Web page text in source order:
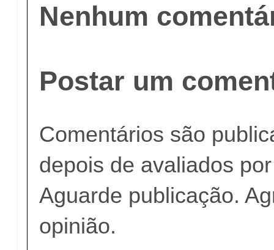
Nenhum
Postar um
Comentários são
depois de avaliados
Aguarde publicação.
opinião.